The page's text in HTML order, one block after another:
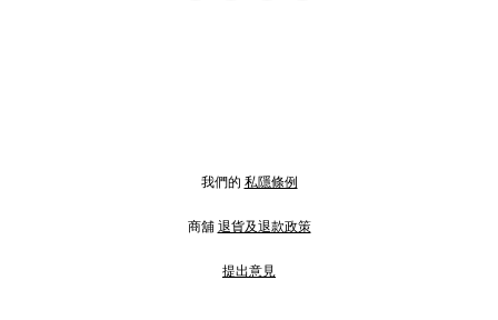
我們的 私隱條例
商舖 退貨及退款政策
提出意見